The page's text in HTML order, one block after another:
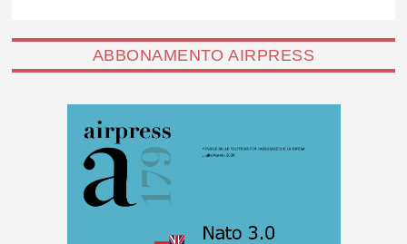
ABBONAMENTO AIRPRESS